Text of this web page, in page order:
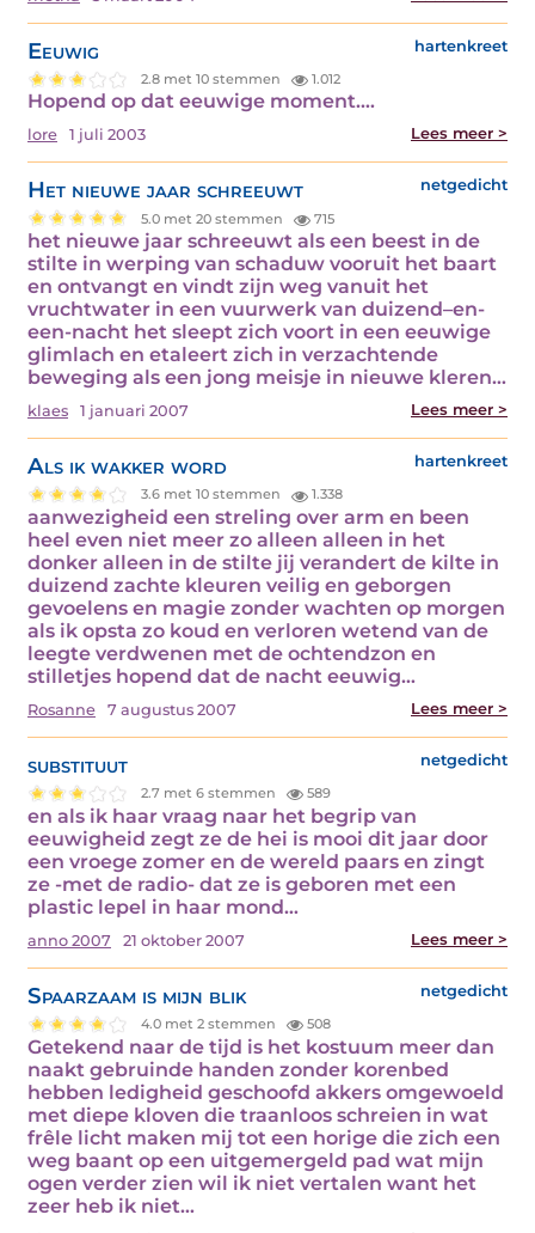
Eeuwig hartenkreet
2.8 met 10 stemmen 1.012
Hopend op dat eeuwige moment.…
lore 1 juli 2003 Lees meer >
Het nieuwe jaar schreeuwt netgedicht
5.0 met 20 stemmen 715
het nieuwe jaar schreeuwt als een beest in de
stilte in werping van schaduw vooruit het baart
en ontvangt en vindt zijn weg vanuit het
vruchtwater in een vuurwerk van duizend–en-
een-nacht het sleept zich voort in een eeuwige
glimlach en etaleert zich in verzachtende
beweging als een jong meisje in nieuwe kleren…
klaes 1 januari 2007 Lees meer >
Als ik wakker word hartenkreet
3.6 met 10 stemmen 1.338
aanwezigheid een streling over arm en been
heel even niet meer zo alleen alleen in het
donker alleen in de stilte jij verandert de kilte in
duizend zachte kleuren veilig en geborgen
gevoelens en magie zonder wachten op morgen
als ik opsta zo koud en verloren wetend van de
leegte verdwenen met de ochtendzon en
stilletjes hopend dat de nacht eeuwig…
Rosanne 7 augustus 2007 Lees meer >
substituut netgedicht
2.7 met 6 stemmen 589
en als ik haar vraag naar het begrip van
eeuwigheid zegt ze de hei is mooi dit jaar door
een vroege zomer en de wereld paars en zingt
ze -met de radio- dat ze is geboren met een
plastic lepel in haar mond…
anno 2007 21 oktober 2007 Lees meer >
Spaarzaam is mijn blik netgedicht
4.0 met 2 stemmen 508
Getekend naar de tijd is het kostuum meer dan
naakt gebruinde handen zonder korenbed
hebben ledigheid geschoofd akkers omgewoeld
met diepe kloven die traanloos schreien in wat
frêle licht maken mij tot een horige die zich een
weg baant op een uitgemergeld pad wat mijn
ogen verder zien wil ik niet vertalen want het
zeer heb ik niet…